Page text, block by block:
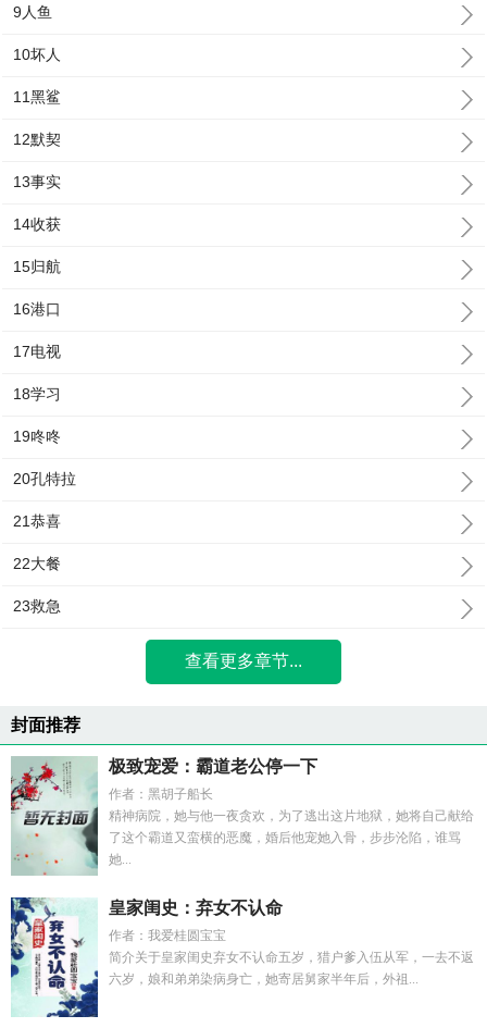
9人鱼
10坏人
11黑鲨
12默契
13事实
14收获
15归航
16港口
17电视
18学习
19咚咚
20孔特拉
21恭喜
22大餐
23救急
查看更多章节...
封面推荐
极致宠爱：霸道老公停一下
作者：黑胡子船长
精神病院，她与他一夜贪欢，为了逃出这片地狱，她将自己献给
了这个霸道又蛮横的恶魔，婚后他宠她入骨，步步沦陷，谁骂
她...
皇家闺史：弃女不认命
作者：我爱桂圆宝宝
简介关于皇家闺史弃女不认命五岁，猎户爹入伍从军，一去不返
六岁，娘和弟弟染病身亡，她寄居舅家半年后，外祖...